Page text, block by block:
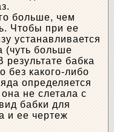
больше, чем
Чтобы при ее
устанавливается
(чуть больше
бабка
без какого-либо
определяется
не слетала с
бабки для
и ее чертеж